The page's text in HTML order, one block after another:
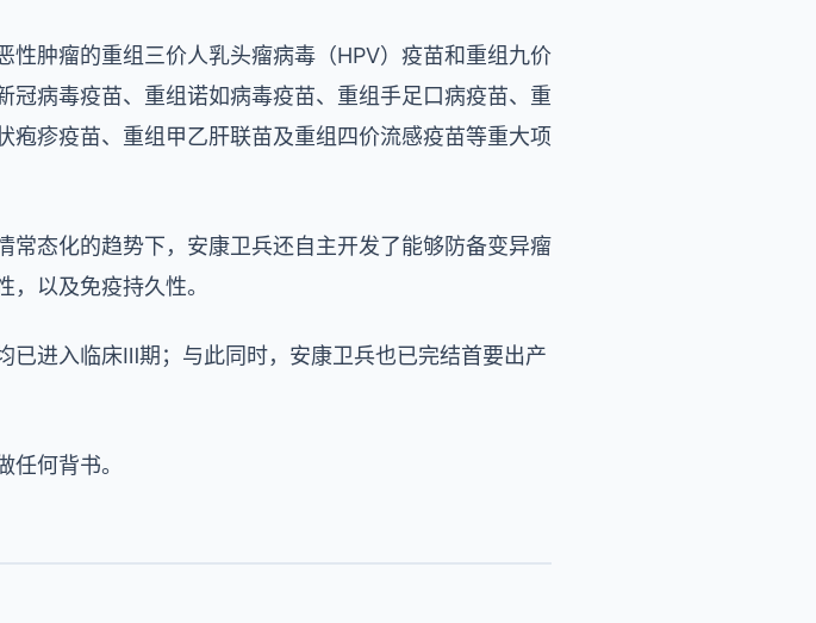
肿瘤的重组三价人乳头瘤病毒（HPV）疫苗和重组九价
病毒疫苗、重组诺如病毒疫苗、重组手足口病疫苗、重
疹疫苗、重组甲乙肝联苗及重组四价流感疫苗等重大项
态化的趋势下，安康卫兵还自主开发了能够防备变异瘤
以及免疫持久性。
已进入临床Ⅲ期；与此同时，安康卫兵也已完结首要出产
何背书。